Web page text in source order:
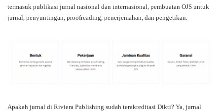
termasuk publikasi jurnal nasional dan internasional, pembuatan OJS untuk
jurnal, penyuntingan, proofreading, penerjemahan, dan pengetikan.
Apakah jurnal di Riviera Publishing sudah terakreditasi Dikti? Ya, jurnal